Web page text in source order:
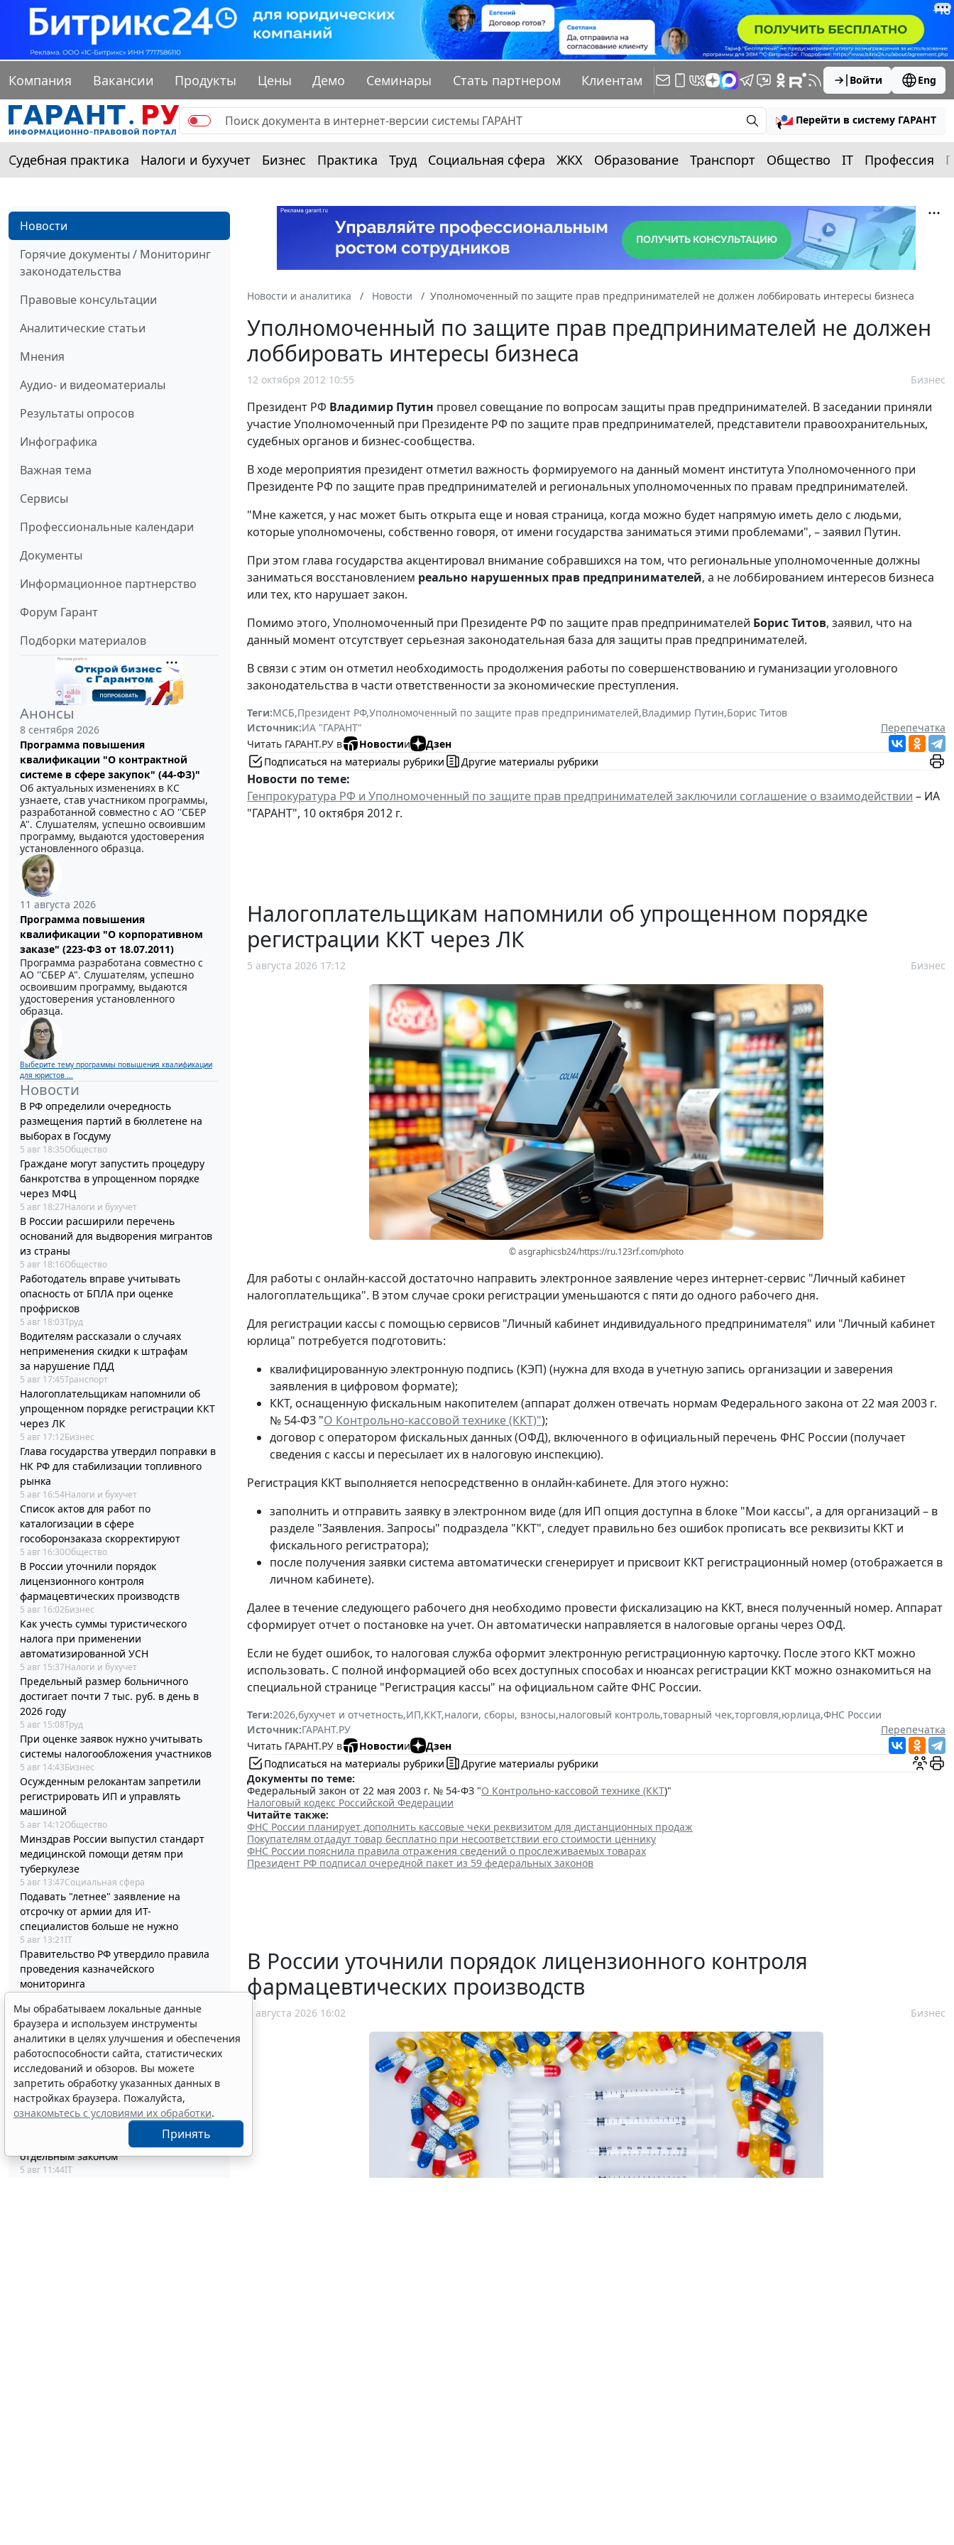
Компания Вакансии Продукты Цены Демо Семинары Стать партнером Клиентам Войти Eng
Перейти в систему ГАРАНТ
Судебная практика Налоги и бухучет Бизнес Практика Труд Социальная сфера ЖКХ Образование Транспорт Общество IT Профессия
Новости
Горячие документы / Мониторинг
законодательства
Правовые консультации
Аналитические статьи
Мнения
Аудио- и видеоматериалы
Результаты опросов
Инфографика
Важная тема
Сервисы
Профессиональные календари
Документы
Информационное партнерство
Форум Гарант
Подборки материалов
Анонсы
8 сентября 2026
Программа повышения
квалификации "О контрактной
системе в сфере закупок" (44-ФЗ)"
Об актуальных изменениях в КС
узнаете, став участником программы,
разработанной совместно с АО ''СБЕР
А". Слушателям, успешно освоившим
программу, выдаются удостоверения
установленного образца.
11 августа 2026
Программа повышения
квалификации "О корпоративном
заказе" (223-ФЗ от 18.07.2011)
Программа разработана совместно с
АО ''СБЕР А". Слушателям, успешно
освоившим программу, выдаются
удостоверения установленного
образца.
Выберите тему программы повышения квалификации
для юристов ...
Новости
В РФ определили очередность
размещения партий в бюллетене на
выборах в Госдуму
5 авг 18:35Общество
Граждане могут запустить процедуру
банкротства в упрощенном порядке
через МФЦ
5 авг 18:27Налоги и бухучет
В России расширили перечень
оснований для выдворения мигрантов
из страны
5 авг 18:16Общество
Работодатель вправе учитывать
опасность от БПЛА при оценке
профрисков
5 авг 18:03Труд
Водителям рассказали о случаях
неприменения скидки к штрафам
за нарушение ПДД
5 авг 17:45Транспорт
Налогоплательщикам напомнили об
упрощенном порядке регистрации ККТ
через ЛК
5 авг 17:12Бизнес
Глава государства утвердил поправки в
НК РФ для стабилизации топливного
рынка
5 авг 16:54Налоги и бухучет
Список актов для работ по
каталогизации в сфере
гособоронзаказа скорректируют
5 авг 16:30Общество
В России уточнили порядок
лицензионного контроля
фармацевтических производств
5 авг 16:02Бизнес
Как учесть суммы туристического
налога при применении
автоматизированной УСН
5 авг 15:37Налоги и бухучет
Предельный размер больничного
достигает почти 7 тыс. руб. в день в
2026 году
5 авг 15:08Труд
При оценке заявок нужно учитывать
системы налогообложения участников
5 авг 14:43Бизнес
Осужденным релокантам запретили
регистрировать ИП и управлять
машиной
5 авг 14:12Общество
Минздрав России выпустил стандарт
медицинской помощи детям при
туберкулезе
5 авг 13:47Социальная сфера
Подавать "летнее" заявление на
отсрочку от армии для ИТ-
специалистов больше не нужно
5 авг 13:21IT
Правительство РФ утвердило правила
проведения казначейского
мониторинга
Семьям погибших силовиков-
участников СВО гарантировали
жилищные выплаты
5 авг 12:38Общество
ФНС России пояснила правила
отражения сведений о
прослеживаемых товарах
5 авг 12:10Налоги и бухучет
Обращение цифровых валют и
цифровых прав урегулировали
отдельным законом
5 авг 11:44IT
Новости и аналитика Новости Уполномоченный по защите прав предпринимателей не должен лоббировать интересы бизнеса
Уполномоченный по защите прав предпринимателей не должен
лоббировать интересы бизнеса
12 октября 2012 10:55 Бизнес
Президент РФ Владимир Путин провел совещание по вопросам защиты прав предпринимателей. В заседании приняли
участие Уполномоченный при Президенте РФ по защите прав предпринимателей, представители правоохранительных,
судебных органов и бизнес-сообщества.
В ходе мероприятия президент отметил важность формируемого на данный момент института Уполномоченного при
Президенте РФ по защите прав предпринимателей и региональных уполномоченных по правам предпринимателей.
"Мне кажется, у нас может быть открыта еще и новая страница, когда можно будет напрямую иметь дело с людьми,
которые уполномочены, собственно говоря, от имени государства заниматься этими проблемами", – заявил Путин.
При этом глава государства акцентировал внимание собравшихся на том, что региональные уполномоченные должны
заниматься восстановлением реально нарушенных прав предпринимателей, а не лоббированием интересов бизнеса
или тех, кто нарушает закон.
Помимо этого, Уполномоченный при Президенте РФ по защите прав предпринимателей Борис Титов, заявил, что на
данный момент отсутствует серьезная законодательная база для защиты прав предпринимателей.
В связи с этим он отметил необходимость продолжения работы по совершенствованию и гуманизации уголовного
законодательства в части ответственности за экономические преступления.
Теги:МСБ,Президент РФ,Уполномоченный по защите прав предпринимателей,Владимир Путин,Борис Титов
Источник:ИА "ГАРАНТ"
Перепечатка
Читать ГАРАНТ.РУ в
Новостии
Дзен
Подписаться на материалы рубрики
Другие материалы рубрики
Новости по теме:
Генпрокуратура РФ и Уполномоченный по защите прав предпринимателей заключили соглашение о взаимодействии – ИА
"ГАРАНТ", 10 октября 2012 г.
Налогоплательщикам напомнили об упрощенном порядке
регистрации ККТ через ЛК
5 августа 2026 17:12 Бизнес
© asgraphicsb24/https://ru.123rf.com/photo
Для работы с онлайн-кассой достаточно направить электронное заявление через интернет-сервис "Личный кабинет
налогоплательщика". В этом случае сроки регистрации уменьшаются с пяти до одного рабочего дня.
Для регистрации кассы с помощью сервисов "Личный кабинет индивидуального предпринимателя" или "Личный кабинет
юрлица" потребуется подготовить:
квалифицированную электронную подпись (КЭП) (нужна для входа в учетную запись организации и заверения
заявления в цифровом формате);
ККТ, оснащенную фискальным накопителем (аппарат должен отвечать нормам Федерального закона от 22 мая 2003 г.
№ 54-ФЗ "О Контрольно-кассовой технике (ККТ)");
договор с оператором фискальных данных (ОФД), включенного в официальный перечень ФНС России (получает
сведения с кассы и пересылает их в налоговую инспекцию).
Регистрация ККТ выполняется непосредственно в онлайн-кабинете. Для этого нужно:
заполнить и отправить заявку в электронном виде (для ИП опция доступна в блоке "Мои кассы", а для организаций – в
разделе "Заявления. Запросы" подраздела "ККТ", следует правильно без ошибок прописать все реквизиты ККТ и
фискального регистратора);
после получения заявки система автоматически сгенерирует и присвоит ККТ регистрационный номер (отображается в
личном кабинете).
Далее в течение следующего рабочего дня необходимо провести фискализацию на ККТ, внеся полученный номер. Аппарат
сформирует отчет о постановке на учет. Он автоматически направляется в налоговые органы через ОФД.
Если не будет ошибок, то налоговая служба оформит электронную регистрационную карточку. После этого ККТ можно
использовать. С полной информацией обо всех доступных способах и нюансах регистрации ККТ можно ознакомиться на
специальной странице "Регистрация кассы" на официальном сайте ФНС России.
Теги:2026,бухучет и отчетность,ИП,ККТ,налоги, сборы, взносы,налоговый контроль,товарный чек,торговля,юрлица,ФНС России
Источник:ГАРАНТ.РУ
Перепечатка
Читать ГАРАНТ.РУ в
Новостии
Дзен
Подписаться на материалы рубрики
Другие материалы рубрики
Документы по теме:
Федеральный закон от 22 мая 2003 г. № 54-ФЗ "О Контрольно-кассовой технике (ККТ)"
Налоговый кодекс Российской Федерации
Читайте также:
ФНС России планирует дополнить кассовые чеки реквизитом для дистанционных продаж
Покупателям отдадут товар бесплатно при несоответствии его стоимости ценнику
ФНС России пояснила правила отражения сведений о прослеживаемых товарах
Президент РФ подписал очередной пакет из 59 федеральных законов
В России уточнили порядок лицензионного контроля
фармацевтических производств
5 августа 2026 16:02 Бизнес
Мы обрабатываем локальные данные
браузера и используем инструменты
аналитики в целях улучшения и обеспечения
работоспособности сайта, статистических
исследований и обзоров. Вы можете
запретить обработку указанных данных в
настройках браузера. Пожалуйста,
ознакомьтесь с условиями их обработки.
Принять